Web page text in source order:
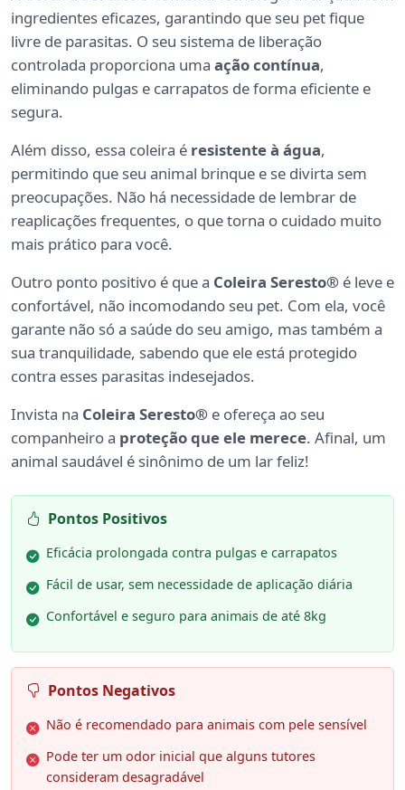
ingredientes eficazes, garantindo que seu pet fique
livre de parasitas. O seu sistema de liberação
controlada proporciona uma ação contínua,
eliminando pulgas e carrapatos de forma eficiente e
segura.
Além disso, essa coleira é resistente à água,
permitindo que seu animal brinque e se divirta sem
preocupações. Não há necessidade de lembrar de
reaplicações frequentes, o que torna o cuidado muito
mais prático para você.
Outro ponto positivo é que a Coleira Seresto® é leve e
confortável, não incomodando seu pet. Com ela, você
garante não só a saúde do seu amigo, mas também a
sua tranquilidade, sabendo que ele está protegido
contra esses parasitas indesejados.
Invista na Coleira Seresto® e ofereça ao seu
companheiro a proteção que ele merece. Afinal, um
animal saudável é sinônimo de um lar feliz!
Pontos Positivos
Eficácia prolongada contra pulgas e carrapatos
Fácil de usar, sem necessidade de aplicação diária
Confortável e seguro para animais de até 8kg
Pontos Negativos
Não é recomendado para animais com pele sensível
Pode ter um odor inicial que alguns tutores
consideram desagradável